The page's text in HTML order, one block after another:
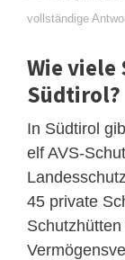
vollständige
Wie
Südtirol?
In Südtirol
elf AVS-
45 private